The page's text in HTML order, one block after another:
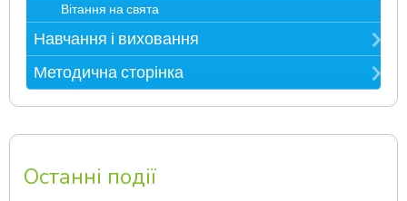
Вивчаємо English
Вітання на свята
Навчання і виховання
Режим дня
Правове виховання
Методична сторінка
Метод. рекомендації
Все для атестації
Презентації
Останні події